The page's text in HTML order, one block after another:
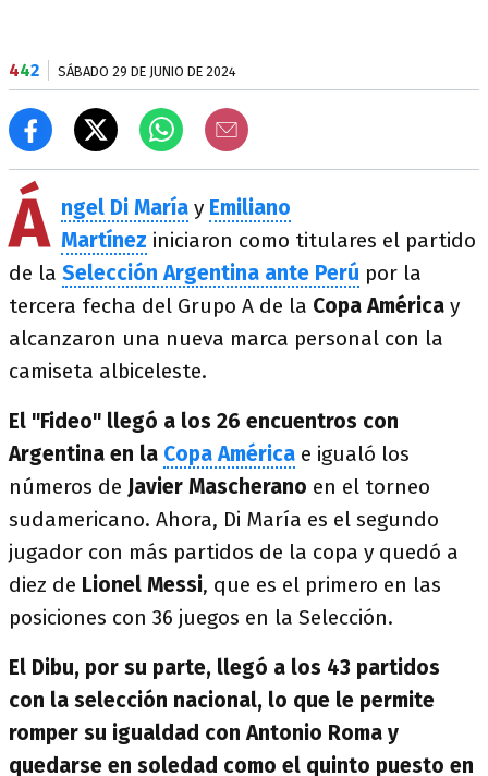
442 SÁBADO 29 DE JUNIO DE 2024
Á ngel Di María y Emiliano
Martínez iniciaron como titulares el partido
de la Selección Argentina ante Perú por la
tercera fecha del Grupo A de la Copa América y
alcanzaron una nueva marca personal con la
camiseta albiceleste.
El "Fideo" llegó a los 26 encuentros con
Argentina en la Copa América e igualó los
números de Javier Mascherano en el torneo
sudamericano. Ahora, Di María es el segundo
jugador con más partidos de la copa y quedó a
diez de Lionel Messi, que es el primero en las
posiciones con 36 juegos en la Selección.
El Dibu, por su parte, llegó a los 43 partidos
con la selección nacional, lo que le permite
romper su igualdad con Antonio Roma y
quedarse en soledad como el quinto puesto en